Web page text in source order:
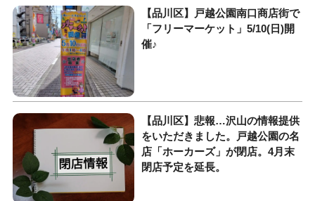
【品川区】戸越公園南口商店街で
「フリーマーケット」5/10(日)開
催♪
【品川区】悲報…沢山の情報提供
をいただきました。戸越公園の名
店「ホーカーズ」が閉店。4月末
閉店予定を延長。